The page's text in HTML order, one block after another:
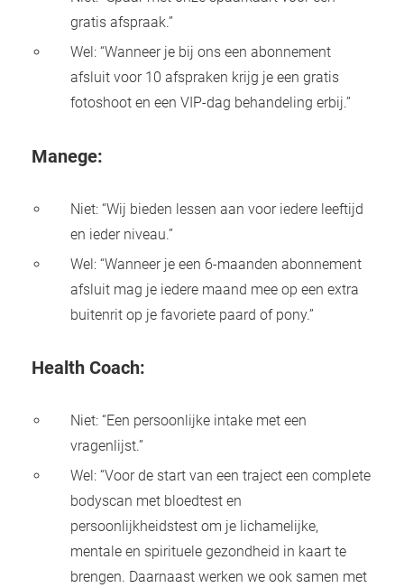
gratis afspraak.”
Wel: “Wanneer je bij ons een abonnement
afsluit voor 10 afspraken krijg je een gratis
fotoshoot en een VIP-dag behandeling erbij.”
Manege:
Niet: “Wij bieden lessen aan voor iedere leeftijd
en ieder niveau.”
Wel: “Wanneer je een 6-maanden abonnement
afsluit mag je iedere maand mee op een extra
buitenrit op je favoriete paard of pony.”
Health Coach:
Niet: “Een persoonlijke intake met een
vragenlijst.”
Wel: “Voor de start van een traject een complete
bodyscan met bloedtest en
persoonlijkheidstest om je lichamelijke,
mentale en spirituele gezondheid in kaart te
brengen. Daarnaast werken we ook samen met